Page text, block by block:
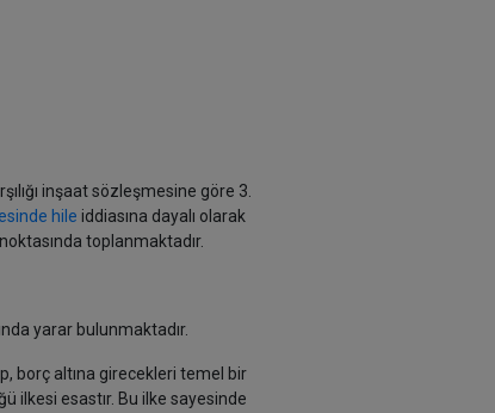
inşaat sözleşmesine göre 3.
hile iddiasına dayalı olarak
toplanmaktadır.
yarar bulunmaktadır.
borç altına girecekleri temel bir
ilkesi esastır. Bu ilke sayesinde